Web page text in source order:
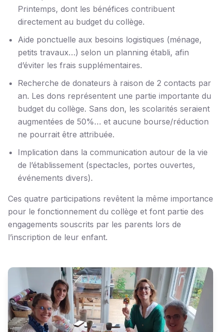
Printemps, dont les bénéfices contribuent
directement au budget du collège.
Aide ponctuelle aux besoins logistiques (ménage,
petits travaux…) selon un planning établi, afin
d’éviter les frais supplémentaires.
Recherche de donateurs à raison de 2 contacts par
an. Les dons représentent une partie importante du
budget du collège. Sans don, les scolarités seraient
augmentées de 50%… et aucune bourse/réduction
ne pourrait être attribuée.
Implication dans la communication autour de la vie
de l’établissement (spectacles, portes ouvertes,
événements divers).
Ces quatre participations revêtent la même importance
pour le fonctionnement du collège et font partie des
engagements souscrits par les parents lors de
l’inscription de leur enfant.